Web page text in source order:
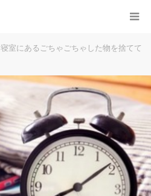
寝室にあるごちゃごちゃした物を捨てて